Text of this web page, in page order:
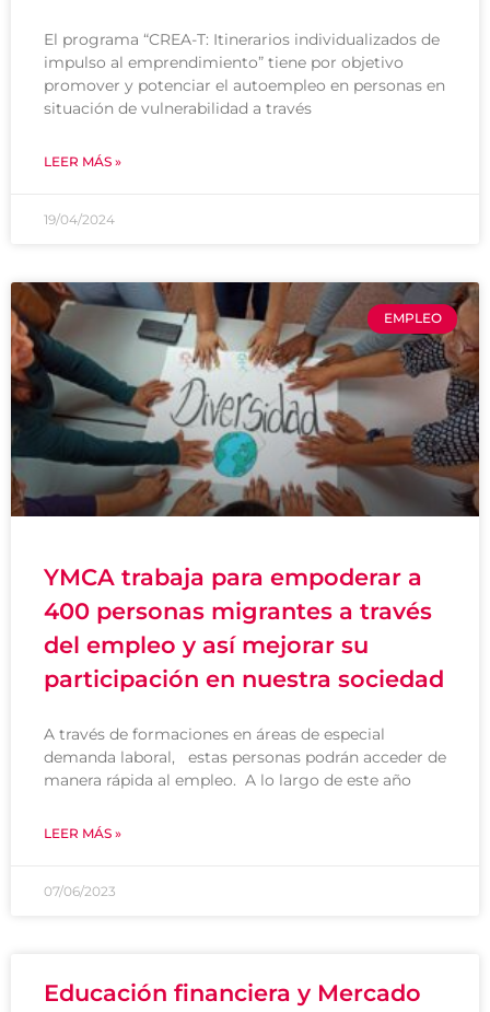
El programa “CREA-T: Itinerarios individualizados de
impulso al emprendimiento” tiene por objetivo
promover y potenciar el autoempleo en personas en
situación de vulnerabilidad a través
LEER MÁS »
19/04/2024
EMPLEO
YMCA trabaja para empoderar a
400 personas migrantes a través
del empleo y así mejorar su
participación en nuestra sociedad
A través de formaciones en áreas de especial
demanda laboral, estas personas podrán acceder de
manera rápida al empleo. A lo largo de este año
LEER MÁS »
07/06/2023
Educación financiera y Mercado